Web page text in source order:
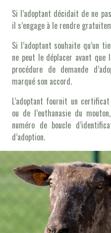
Si l’adoptant décidait de ne
il s’engage à le rendre
Si l’adoptant souhaite qu’un
ne peut le déplacer avant
procédure de demande
marqué son accord.
L’adoptant fournit un
ou de l’euthanasie du
numéro de boucle
d’adoption.